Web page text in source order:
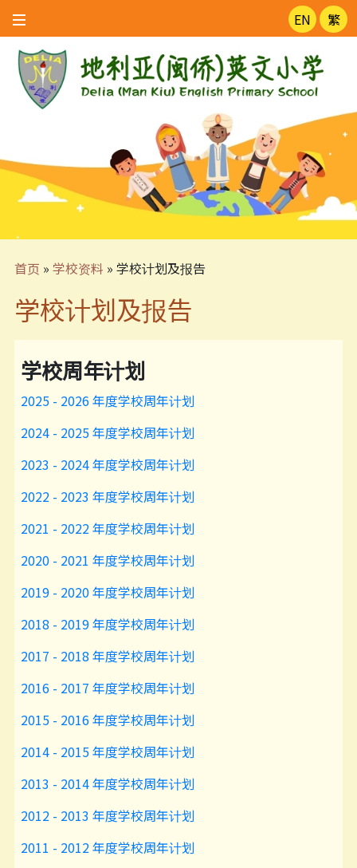
EN 繁
首页 » 学校资料 » 学校计划及报告
学校计划及报告
学校周年计划
2025 - 2026 年度学校周年计划
2024 - 2025 年度学校周年计划
2023 - 2024 年度学校周年计划
2022 - 2023 年度学校周年计划
2021 - 2022 年度学校周年计划
2020 - 2021 年度学校周年计划
2019 - 2020 年度学校周年计划
2018 - 2019 年度学校周年计划
2017 - 2018 年度学校周年计划
2016 - 2017 年度学校周年计划
2015 - 2016 年度学校周年计划
2014 - 2015 年度学校周年计划
2013 - 2014 年度学校周年计划
2012 - 2013 年度学校周年计划
2011 - 2012 年度学校周年计划